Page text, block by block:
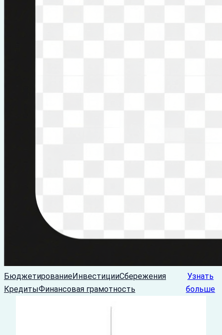
БюджетированиеИнвестицииСбережения
КредитыФинансовая грамотность
Узнать
больше